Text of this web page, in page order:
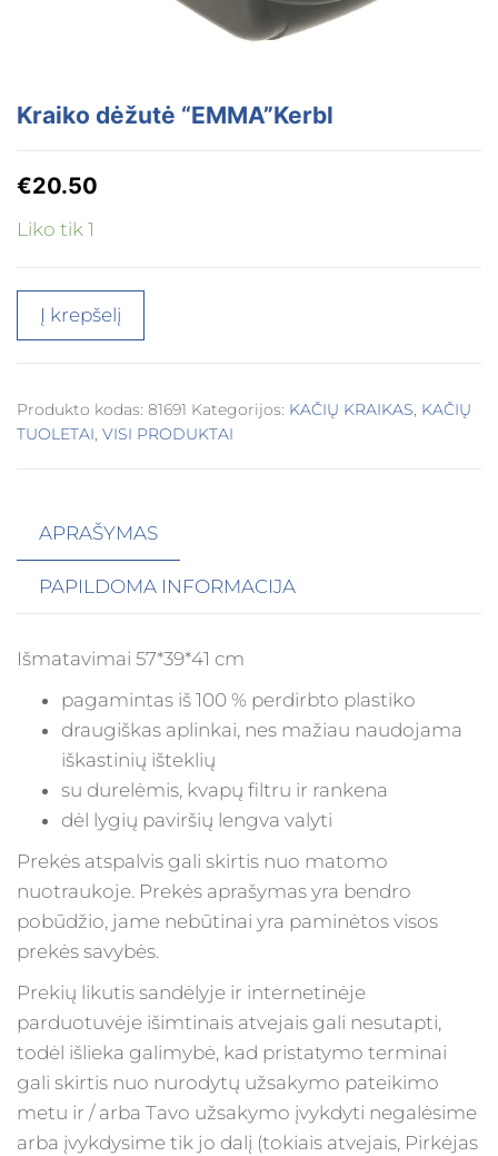
Kraiko dėžutė “EMMA”Kerbl
€20.50
Liko tik 1
Į krepšelį
Produkto kodas: 81691 Kategorijos: KAČIŲ KRAIKAS, KAČIŲ
TUOLETAI, VISI PRODUKTAI
APRAŠYMAS
PAPILDOMA INFORMACIJA
Išmatavimai 57*39*41 cm
pagamintas iš 100 % perdirbto plastiko
draugiškas aplinkai, nes mažiau naudojama
iškastinių išteklių
su durelėmis, kvapų filtru ir rankena
dėl lygių paviršių lengva valyti
Prekės atspalvis gali skirtis nuo matomo
nuotraukoje. Prekės aprašymas yra bendro
pobūdžio, jame nebūtinai yra paminėtos visos
prekės savybės.
Prekių likutis sandėlyje ir internetinėje
parduotuvėje išimtinais atvejais gali nesutapti,
todėl išlieka galimybė, kad pristatymo terminai
gali skirtis nuo nurodytų užsakymo pateikimo
metu ir / arba Tavo užsakymo įvykdyti negalėsime
arba įvykdysime tik jo dalį (tokiais atvejais, Pirkėjas